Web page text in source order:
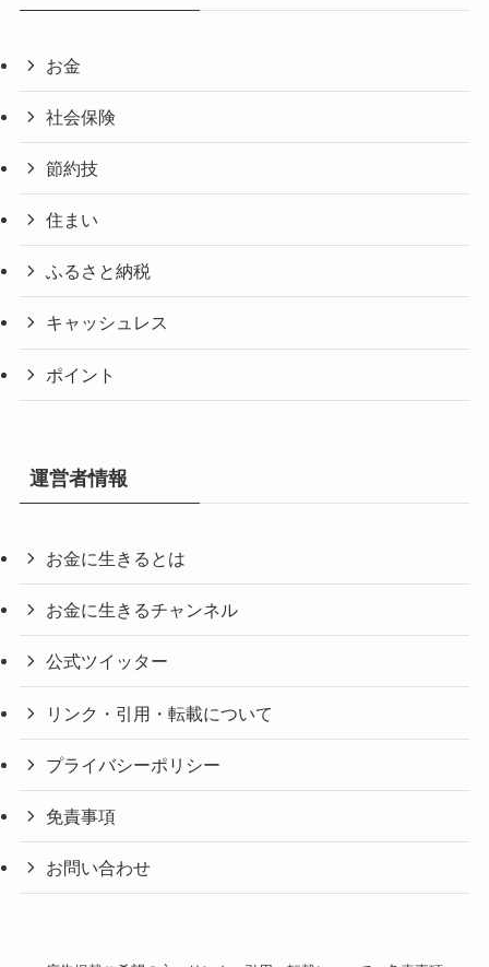
お金
社会保険
節約技
住まい
ふるさと納税
キャッシュレス
ポイント
運営者情報
お金に生きるとは
お金に生きるチャンネル
公式ツイッター
リンク・引用・転載について
プライバシーポリシー
免責事項
お問い合わせ